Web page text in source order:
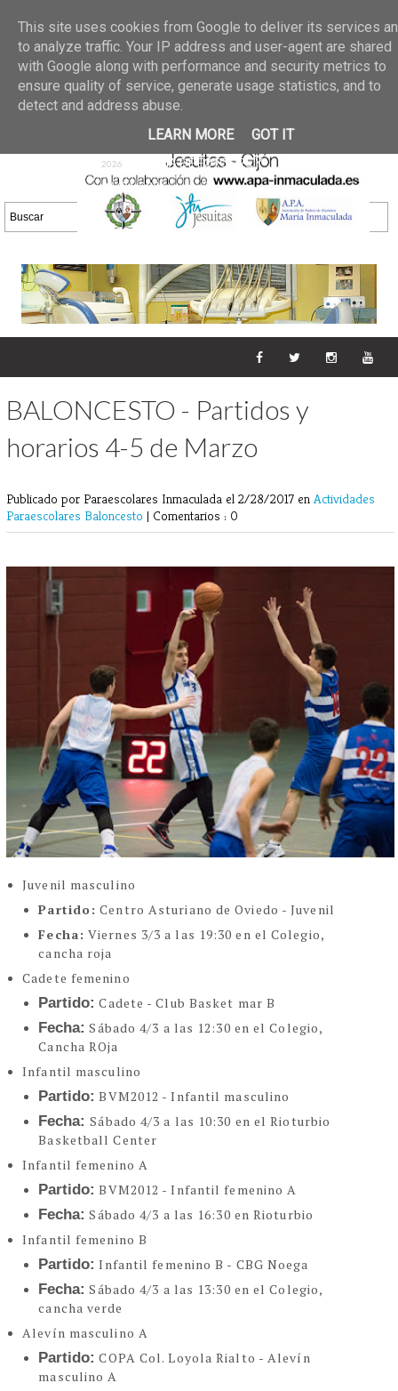
02 jun 2026
GALERIA DE FOTOS
30/05/2026
25 may 2026
GALERIA
DE FOTOS 23/05/2026
20 may
2026
GALERIA DE FOTOS
16/05/2026
DE FOTOS 09/05/2026
28 abr
2026
GALERIA DE FOTOS 25 Y
26/04/2026
BALONCESTO - Partidos y
horarios 4-5 de Marzo
Publicado por Paraescolares Inmaculada el 2/28/2017 en Actividades
Paraescolares Baloncesto | Comentarios : 0
Juvenil masculino
Partido: Centro Asturiano de Oviedo - Juvenil
Fecha: Viernes 3/3 a las 19:30 en el Colegio,
cancha roja
Cadete femenino
Partido: Cadete - Club Basket mar B
Fecha: Sábado 4/3 a las 12:30 en el Colegio,
Cancha ROja
Infantil masculino
Partido: BVM2012 - Infantil masculino
Fecha:Sábado 4/3 a las 10:30 en el Rioturbio
Basketball Center
Infantil femenino A
Partido: BVM2012 - Infantil femenino A
Fecha: Sábado 4/3 a las 16:30 en Rioturbio
Infantil femenino B
Partido: Infantil femenino B - CBG Noega
Fecha: Sábado 4/3 a las 13:30 en el Colegio,
cancha verde
Alevín masculino A
Partido: COPA Col. Loyola Rialto - Alevín
masculino A
This site uses cookies from Google to deliver its services
to analyze traffic. Your IP address and user-agent are shared
with Google along with performance and security metrics to
ensure quality of service, generate usage statistics, and to
detect and address abuse.
LEARN MORE
GOT IT